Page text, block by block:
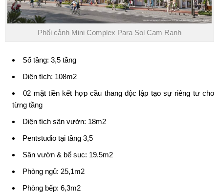
Phối cảnh Mini Complex Para Sol Cam Ranh
Số tầng: 3,5 tầng
Diện tích: 108m2
02 mặt tiền kết hợp cầu thang độc lập tạo sự riêng tư cho
từng tầng
Diện tích sân vườn: 18m2
Pentstudio tại tầng 3,5
Sân vườn & bể sục: 19,5m2
Phòng ngủ: 25,1m2
Phòng bếp: 6,3m2